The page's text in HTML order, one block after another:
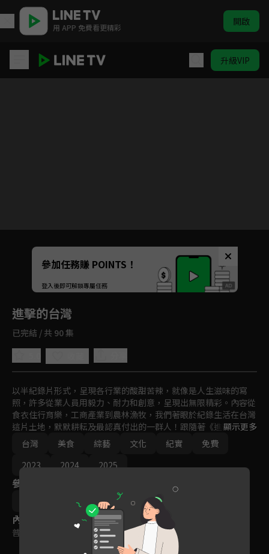
用 APP 免費看更精彩 開啟
升級VIP
Unmute
如有不便請見諒
參加任務賺 POINTS！
登入後即可解鎖專屬任務
進擊的台灣
已完結 / 共 90 集
以半紀錄片形式，呈現各行業的酸甜苦辣，就像是人生滋味的寫
照，許多從業人員用毅力、耐力和創意，呈現出無限精彩。內容從
食衣住行育樂，工商產業到農林漁牧，我們著眼於紀錄生活在台灣
這片土地，默默耕耘及最認真付出的一群人！跟隨著《進擊的台
灣》的腳步，帶您來看平凡人最不平凡的創業軌跡和精神，還有成
功背後令人感動的故事。
顯示更多
台灣
美食 綜藝 文化 紀實
免費
2023
2024 2025
參與演員
內容標籤
普遍級